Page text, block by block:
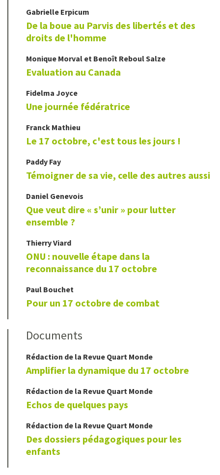
Gabrielle Erpicum
De la boue au Parvis des libertés et des
droits de l'homme
Monique Morval et Benoît Reboul Salze
Evaluation au Canada
Fidelma Joyce
Une journée fédératrice
Franck Mathieu
Le 17 octobre, c'est tous les jours !
Paddy Fay
Témoigner de sa vie, celle des autres aussi
Daniel Genevois
Que veut dire « s’unir » pour lutter
ensemble ?
ThierryViard
ONU : nouvelle étape dans la
reconnaissance du 17 octobre
Paul Bouchet
Pour un 17 octobre de combat
Documents
Rédaction de la Revue Quart Monde
Amplifier la dynamique du 17 octobre
Rédaction de la Revue Quart Monde
Echos de quelques pays
Rédaction de la Revue Quart Monde
Des dossiers pédagogiques pour les
enfants